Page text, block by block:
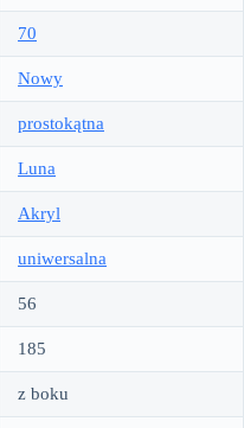
70
Nowy
prostokątna
Luna
Akryl
uniwersalna
56
185
z boku